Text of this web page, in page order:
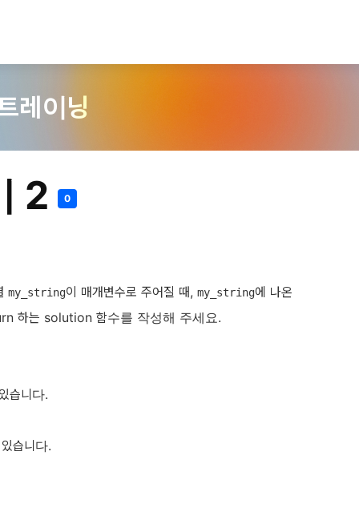
레이닝
2 0
my_string이 매개변수로 주어질 때, my_string에 나온
하는 solution 함수를 작성해 주세요.
습니다.
습니다.